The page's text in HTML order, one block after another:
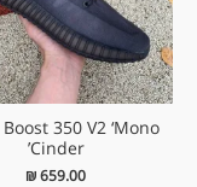
350 V2 ‘Mono
Cinder’
₪659.00